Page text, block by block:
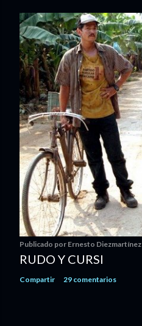
Publicado por Ernesto Diezmartínez
RUDO Y CURSI
Compartir 29 comentarios